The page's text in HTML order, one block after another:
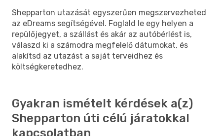
Shepparton utazását egyszerűen megszervezheted
az eDreams segítségével. Foglald le egy helyen a
repülőjegyet, a szállást és akár az autóbérlést is,
válaszd ki a számodra megfelelő dátumokat, és
alakítsd az utazást a saját terveidhez és
költségkeretedhez.
Gyakran ismételt kérdések a(z)
Shepparton úti célú járatokkal
kapcsolatban